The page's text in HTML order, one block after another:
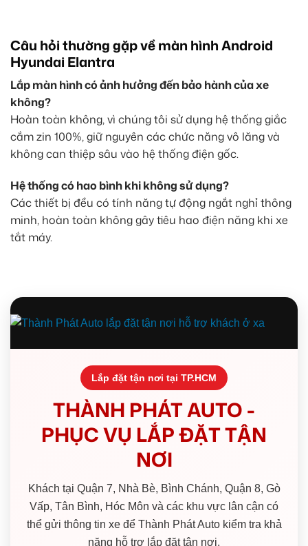
Câu hỏi thường gặp về màn hình Android
Hyundai Elantra
Lắp màn hình có ảnh hưởng đến bảo hành của xe
không?
Hoàn toàn không, vì chúng tôi sử dụng hệ thống giắc
cắm zin 100%, giữ nguyên các chức năng vô lăng và
không can thiệp sâu vào hệ thống điện gốc.
Hệ thống có hao bình khi không sử dụng?
Các thiết bị đều có tính năng tự động ngắt nghỉ thông
minh, hoàn toàn không gây tiêu hao điện năng khi xe
tắt máy.
Lắp đặt tận nơi tại TP.HCM
THÀNH PHÁT AUTO -
PHỤC VỤ LẮP ĐẶT TẬN
NƠI
Khách tại Quận 7, Nhà Bè, Bình Chánh, Quận 8, Gò
Vấp, Tân Bình, Hóc Môn và các khu vực lân cận có
thể gửi thông tin xe để Thành Phát Auto kiểm tra khả
năng hỗ trợ lắp đặt tận nơi.